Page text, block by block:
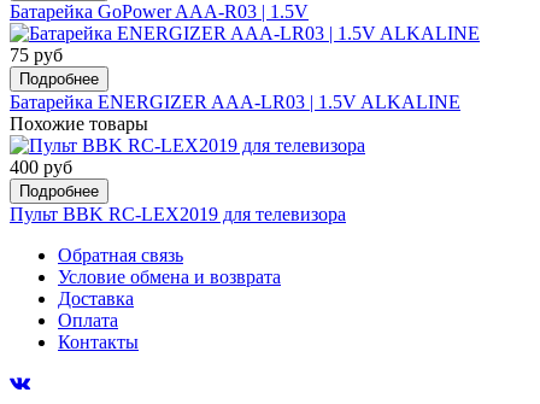
Батарейка GoPower AAA-R03 | 1.5V
75 руб
Подробнее
Батарейка ENERGIZER AAA-LR03 | 1.5V ALKALINE
Похожие товары
400 руб
Подробнее
Пульт BBK RC-LEX2019 для телевизора
Обратная связь
Условие обмена и возврата
Доставка
Оплата
Контакты